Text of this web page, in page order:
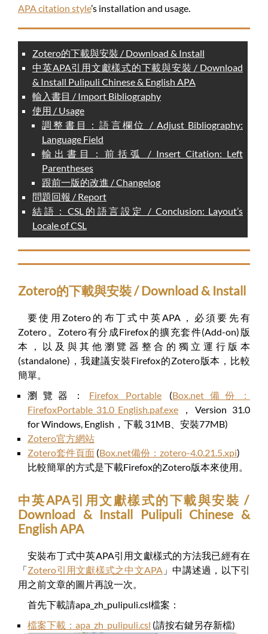
APA citation style’s installation and usage.
Zotero的下載與安裝 / Download & Install
中英APA引用文獻樣式的下載與安裝 / Download
& Install Pulipuli Chinese & English APA
輸入書目 / Import Bibliography
使用 / Usage
調整書目：語言欄位 / Adjust Bibliography:
Language Field
輸出書目：前括弧 / Insert Citation: Left
Parentheses
跟前一版的改進 / Changelog
問題回報 / Report
結語：CSL的語言設定 / Conclusion: Layout’s
Locale of CSL
Zotero的下載與安裝 / Download & Install
要使用Zotero的布丁式中英APA，必須要先有
Zotero。Zotero有分成Firefox的擴充套件(Add-on)版
本，以及與其他瀏覽器整合的獨立運行版本
(standalone)，我建議安裝Firefox的Zotero版本，比較
簡單。
瀏覽器： Firefox Portable (Box.net備份：
FirefoxPortable_31.0_English.paf.exe ，Version 31.0
for Windows, English，下載 31MB、安裝77MB)
Zotero官方網站
Zotero套件頁面 (Box.net備份：zotero-4.0.21.5.xpi)
比較簡單的方式是下載Firefox的Zotero版本來使用。
中英APA引用文獻樣式的下載與安裝 /
Download & Install Pulipuli Chinese &
English APA
安裝布丁式中英APA引用文獻樣式的方法我已經有在
「Zotero引用文獻樣式之中文APA」中講述過，以下引
用之前文章的圖片再說一次。
首先下載請apa_zh_pulipuli.csl檔案：
檔案下載：apa_zh_pulipuli.csl (請按右鍵另存新檔)